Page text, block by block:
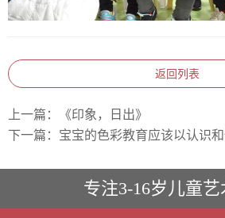
返回列表
上一篇：
《印象，日出》
下一篇： 宝宝的色彩教育应该以认识
专注3-16岁儿童